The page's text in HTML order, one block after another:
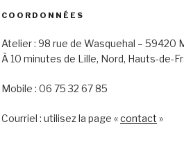
COORDONNÉES
Atelier : 98 rue de Wasquehal – 59420
À 10 minutes de Lille, Nord, Hauts-de-
Mobile : 06 75 32 67 85
Courriel : utilisez la page «contact »